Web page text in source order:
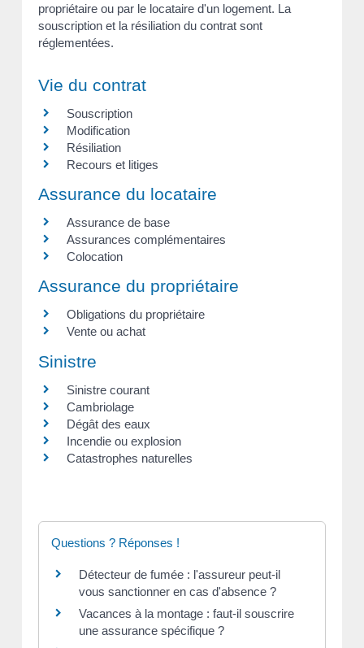
propriétaire ou par le locataire d'un logement. La
souscription et la résiliation du contrat sont
réglementées.
Vie du contrat
Souscription
Modification
Résiliation
Recours et litiges
Assurance du locataire
Assurance de base
Assurances complémentaires
Colocation
Assurance du propriétaire
Obligations du propriétaire
Vente ou achat
Sinistre
Sinistre courant
Cambriolage
Dégât des eaux
Incendie ou explosion
Catastrophes naturelles
Questions ? Réponses !
Détecteur de fumée : l'assureur peut-il
vous sanctionner en cas d'absence ?
Vacances à la montage : faut-il souscrire
une assurance spécifique ?